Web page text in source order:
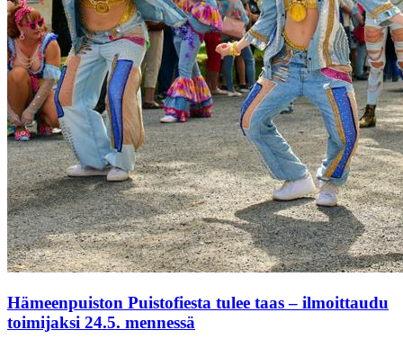
Hämeenpuiston Puistofiesta tulee taas – ilmoittaudu
toimijaksi 24.5. mennessä